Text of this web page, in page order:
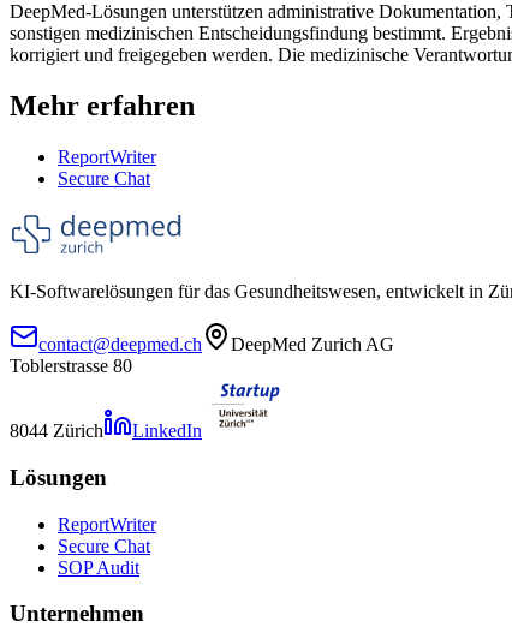
DeepMed-Lösungen unterstützen administrative
sonstigen medizinischen Entscheidungsfindung bestimmt.
korrigiert und freigegeben werden. Die medizinische
Mehr erfahren
ReportWriter
Secure Chat
KI-Softwarelösungen für das Gesundheitswesen, entwickelt in
contact@deepmed.ch
DeepMed Zurich AG
Toblerstrasse 80
8044 Zürich LinkedIn
Lösungen
ReportWriter
Secure Chat
SOP Audit
Unternehmen